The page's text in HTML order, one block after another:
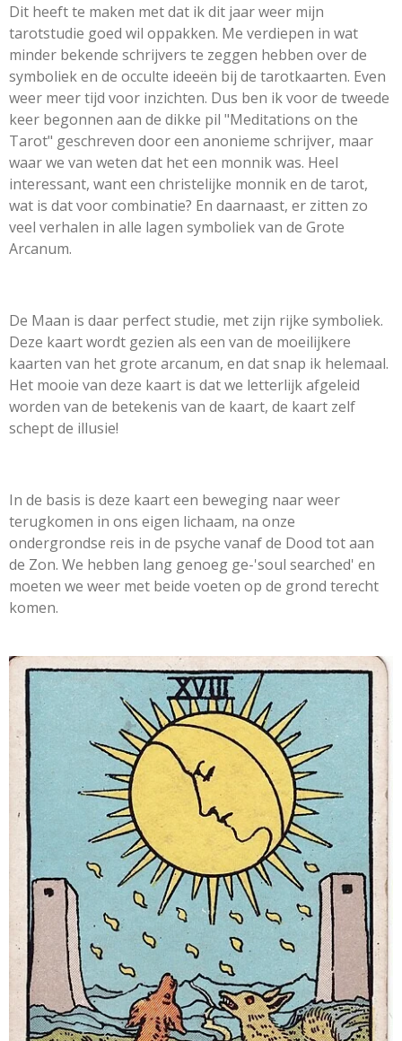
Dit heeft te maken met dat ik dit jaar weer mijn
tarotstudie goed wil oppakken. Me verdiepen in wat
minder bekende schrijvers te zeggen hebben over de
symboliek en de occulte ideeën bij de tarotkaarten. Even
weer meer tijd voor inzichten. Dus ben ik voor de tweede
keer begonnen aan de dikke pil "Meditations on the
Tarot" geschreven door een anonieme schrijver, maar
waar we van weten dat het een monnik was. Heel
interessant, want een christelijke monnik en de tarot,
wat is dat voor combinatie? En daarnaast, er zitten zo
veel verhalen in alle lagen symboliek van de Grote
Arcanum.
De Maan is daar perfect studie, met zijn rijke symboliek.
Deze kaart wordt gezien als een van de moeilijkere
kaarten van het grote arcanum, en dat snap ik helemaal.
Het mooie van deze kaart is dat we letterlijk afgeleid
worden van de betekenis van de kaart, de kaart zelf
schept de illusie!
In de basis is deze kaart een beweging naar weer
terugkomen in ons eigen lichaam, na onze
ondergrondse reis in de psyche vanaf de Dood tot aan
de Zon. We hebben lang genoeg ge-'soul searched' en
moeten we weer met beide voeten op de grond terecht
komen.